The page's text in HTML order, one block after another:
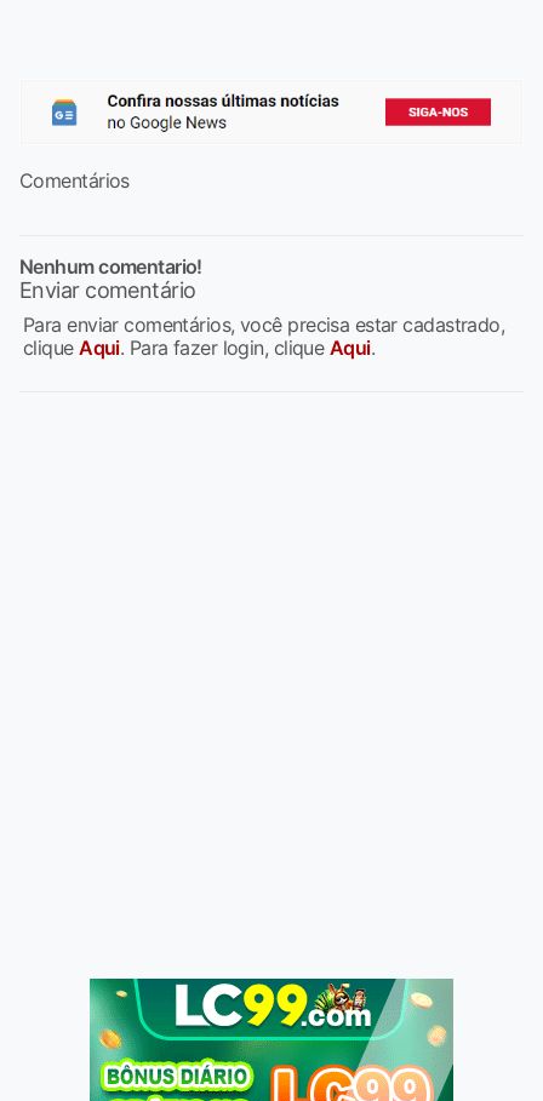
Comentários
Nenhum comentario!
Enviar comentário
Para enviar comentários, você precisa estar cadastrado,
cliqueAqui. Para fazer login, clique Aqui.